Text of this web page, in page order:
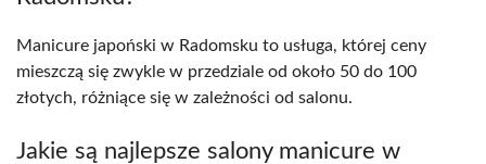
Manicure japoński w Radomsku to usługa, której ceny
mieszczą się zwykle w przedziale od około 50 do 100
złotych, różniące się w zależności od salonu.
Jakie są najlepsze salony manicure w